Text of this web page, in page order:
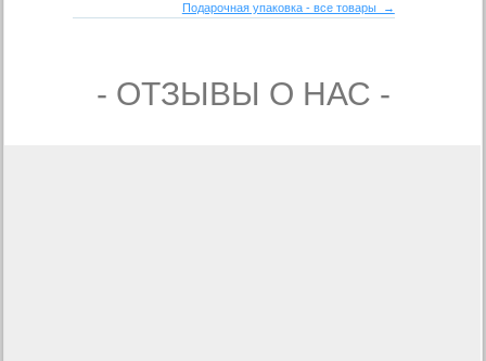
Подарочная упаковка - все товары →
- ОТЗЫВЫ О НАС -